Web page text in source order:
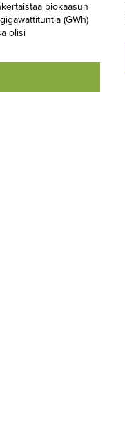
biokaasun
(GWh)
olisi